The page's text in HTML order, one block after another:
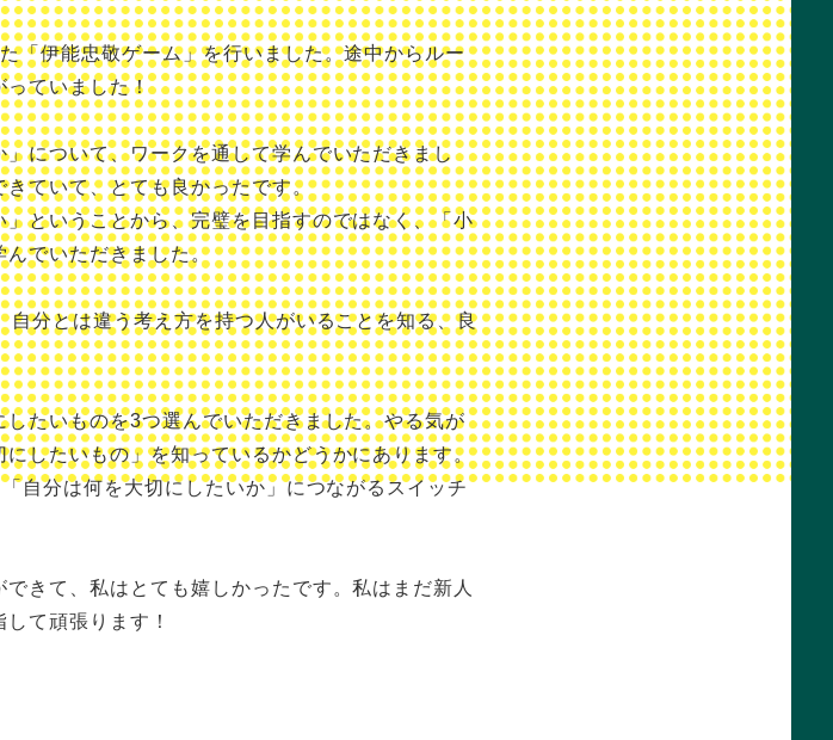
「伊能忠敬ゲーム」を行いました。途中からルー
っていました！
について、ワークを通して学んでいただきまし
ていて、とても良かったです。
ということから、完璧を目指すのではなく、「小
んでいただきました。
分とは違う考え方を持つ人がいることを知る、良
たいものを3つ選んでいただきました。やる気が
したいもの」を知っているかどうかにあります。
自分は何を大切にしたいか」につながるスイッチ
きて、私はとても嬉しかったです。私はまだ新人
て頑張ります！